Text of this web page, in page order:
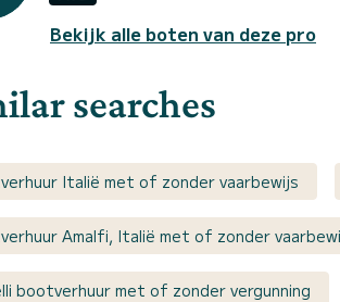
Bekijk alle boten van deze pro
searches
Italië met of zonder vaarbewijs
Amalfi, Italië met of zonder
bootverhuur met of zonder vergunning